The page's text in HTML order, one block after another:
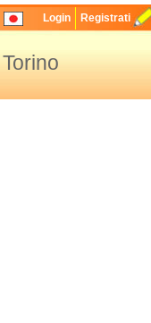
Login Registrati